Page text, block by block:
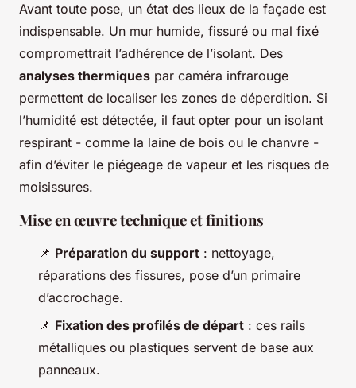
Avant toute pose, un état des lieux de la façade est
indispensable. Un mur humide, fissuré ou mal fixé
compromettrait l’adhérence de l’isolant. Des
analyses thermiques par caméra infrarouge
permettent de localiser les zones de déperdition. Si
l’humidité est détectée, il faut opter pour un isolant
respirant - comme la laine de bois ou le chanvre -
afin d’éviter le piégeage de vapeur et les risques de
moisissures.
Mise en œuvre technique et finitions
📌 Préparation du support : nettoyage,
réparations des fissures, pose d’un primaire
d’accrochage.
📌 Fixation des profilés de départ : ces rails
métalliques ou plastiques servent de base aux
panneaux.